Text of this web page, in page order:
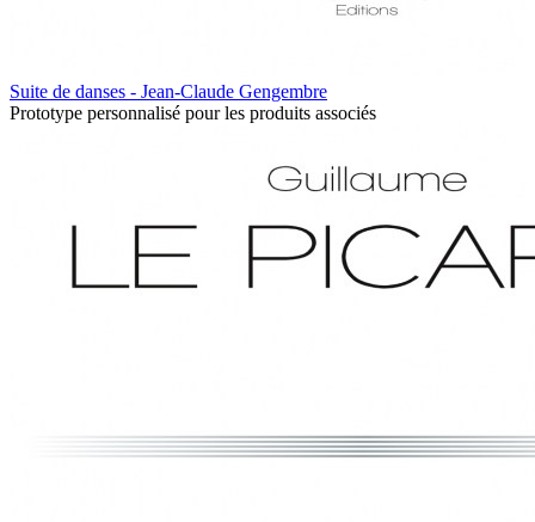
Suite de danses - Jean-Claude Gengembre
Prototype personnalisé pour les produits associés